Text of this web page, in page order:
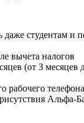
студентам и
вычета налогов
(от 3 месяцев
рабочего телефона
Альфа-